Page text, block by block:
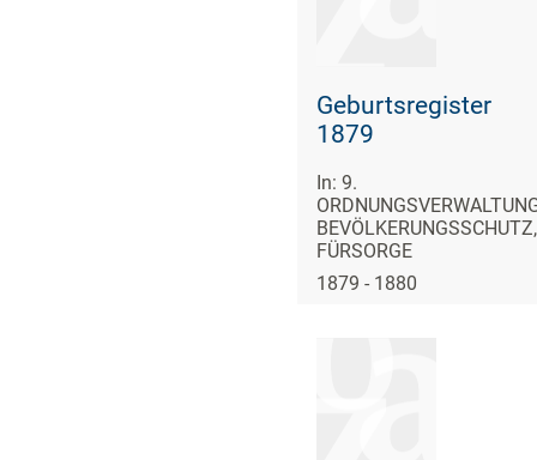
Geburtsregister
1879
In: 9.
BEVÖLKERUNGSSCHUTZ,
FÜRSORGE
1879 - 1880